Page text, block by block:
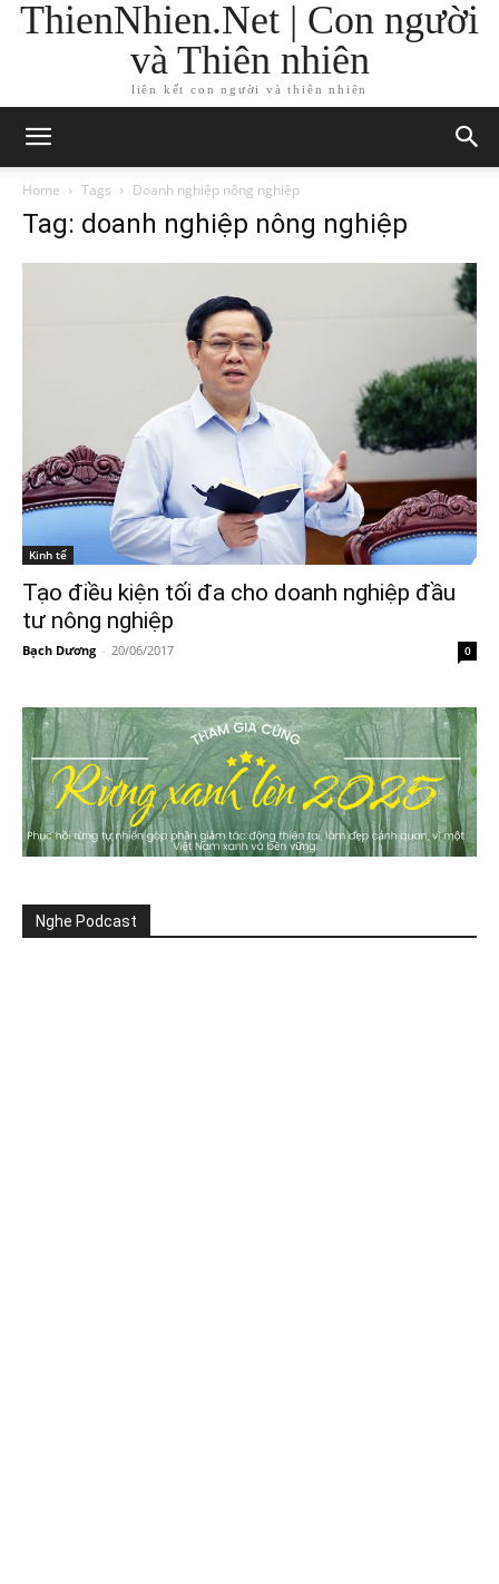
ThienNhien.Net | Con người
và Thiên nhiên
liên kết con người và thiên nhiên
Home Tags Doanh nghiệp nông nghiệp
Tag: doanh nghiệp nông nghiệp
Kinh tế
Tạo điều kiện tối đa cho doanh nghiệp đầu
tư nông nghiệp
Bạch Dương - 20/06/2017 0
Nghe Podcast